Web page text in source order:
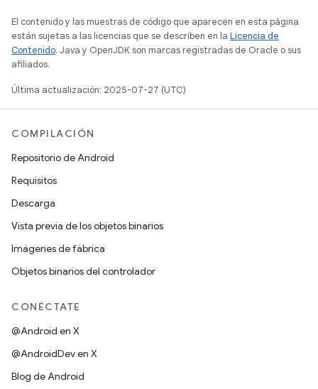
El contenido y las muestras de código que aparecen en esta página
están sujetas a las licencias que se describen en la Licencia de
Contenido. Java y OpenJDK son marcas registradas de Oracle o sus
afiliados.
Última actualización: 2025-07-27 (UTC)
COMPILACIÓN
Repositorio de Android
Requisitos
Descarga
Vista previa de los objetos binarios
Imágenes de fábrica
Objetos binarios del controlador
CONÉCTATE
@Android en X
@AndroidDev en X
Blog de Android